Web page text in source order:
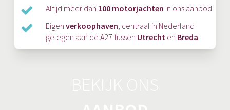
Altijd meer dan 100 motorjachten in ons aanbod
Eigenverkoophaven, centraal in Nederland
gelegen aan de A27 tussen Utrecht en Breda